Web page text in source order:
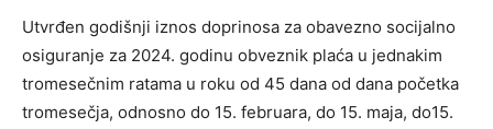
Utvrđen godišnji iznos doprinosa za obavezno socijalno
osiguranje za 2024. godinu obveznik plaća u jednakim
tromesečnim ratama u roku od 45 dana od dana početka
tromesečja, odnosno do 15. februara, do 15. maja, do15.